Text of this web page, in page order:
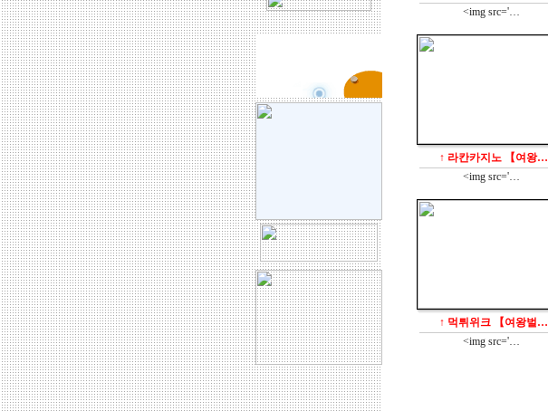
<img src='…
↑ 라칸카지노 【여왕…
<img src='…
↑ 먹튀위크 【여왕벌…
<img src='…